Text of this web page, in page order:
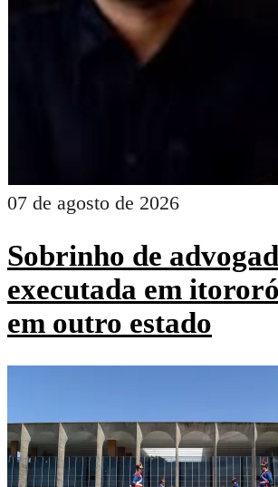
07 de agosto de 2026
Sobrinho de
executada em
em outro estado